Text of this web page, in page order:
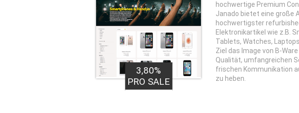
3,80%
PRO SALE
hochwertige Premium
Janado bietet eine große
hochwertigster
Elektronikartikel wie z.B.
Tablets, Watches,
Ziel das Image von B-
Qualität, umfangreichen
frischen Kommunikation
zu heben.